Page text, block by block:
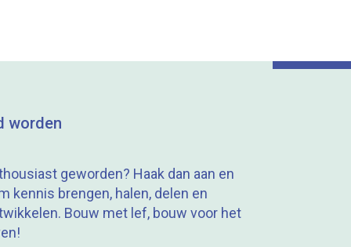
worden
geworden? Haak dan aan en
kennis brengen, halen, delen en
Bouw met lef, bouw voor het